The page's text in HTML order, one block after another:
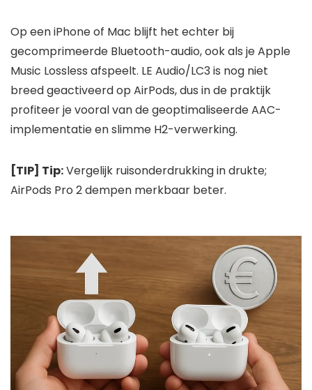
Op een iPhone of Mac blijft het echter bij
gecomprimeerde Bluetooth-audio, ook als je Apple
Music Lossless afspeelt. LE Audio/LC3 is nog niet
breed geactiveerd op AirPods, dus in de praktijk
profiteer je vooral van de geoptimaliseerde AAC-
implementatie en slimme H2-verwerking.
[TIP] Tip:Vergelijk ruisonderdrukking in drukte;
AirPods Pro 2 dempen merkbaar beter.